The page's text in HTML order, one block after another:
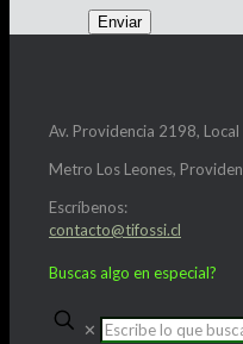
Av. Providencia 2198,
Metro Los Leones,
Escríbenos:
contacto@tifossi.cl
Buscas algo en especial?
✕